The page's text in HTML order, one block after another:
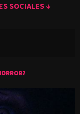
SOCIALES ↓